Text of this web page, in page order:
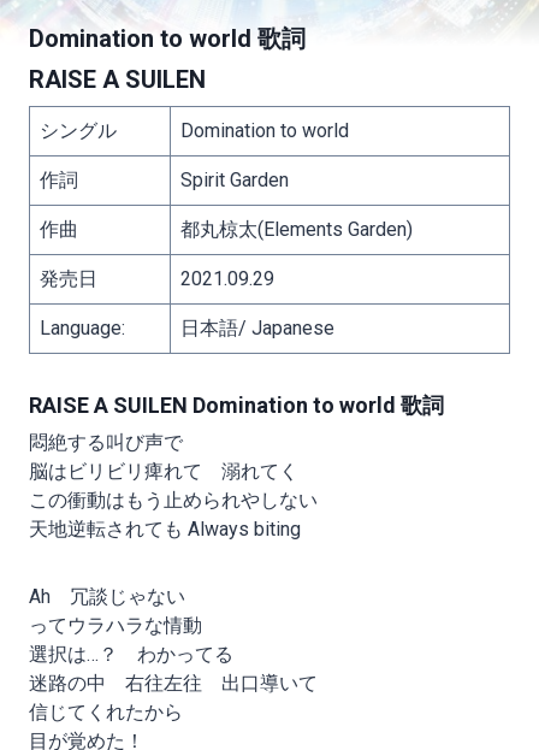
Domination to world 歌詞
RAISE A SUILEN
シングル Domination to world
作詞 Spirit Garden
作曲 都丸椋太(Elements Garden)
発売日 2021.09.29
Language: 日本語/ Japanese
RAISE A SUILEN Domination to world 歌詞
悶絶する叫び声で
脳はビリビリ痺れて 溺れてく
この衝動はもう止められやしない
天地逆転されても Always biting
Ah 冗談じゃない
ってウラハラな情動
選択は…？ わかってる
迷路の中 右往左往 出口導いて
信じてくれたから
目が覚めた！